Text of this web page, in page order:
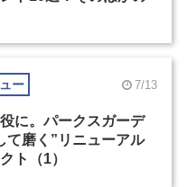
ー 7/13
に。パークスガーデ
て磨く”リニューアル
ト（1）